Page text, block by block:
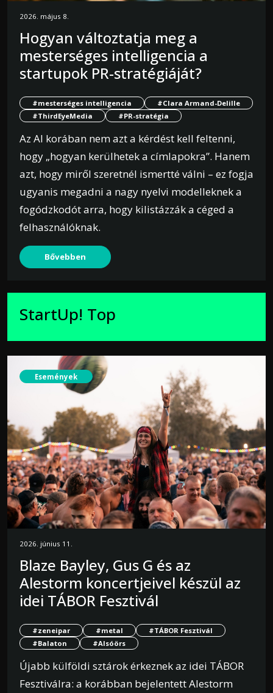
2026. május 8.
Hogyan változtatja meg a
mesterséges intelligencia a
startupok PR-stratégiáját?
#mesterséges intelligencia
#Clara Armand-Delille
#ThirdEyeMedia
#PR-stratégia
Az AI korában nem azt a kérdést kell feltenni,
hogy „hogyan kerülhetek a címlapokra”. Hanem
azt, hogy miről szeretnél ismertté válni – ez fogja
ugyanis megadni a nagy nyelvi modelleknek a
fogódzkodót arra, hogy kilistázzák a céged a
felhasználóknak.
Bővebben
StartUp! Top
Események
2026. június 11.
Blaze Bayley, Gus G és az
Alestorm koncertjeivel készül az
idei TÁBOR Fesztivál
#zeneipar #metal
#TÁBOR Fesztivál
#Balaton
#Alsóörs
Újabb külföldi sztárok érkeznek az idei TÁBOR
Fesztiválra: a korábban bejelentett Alestorm